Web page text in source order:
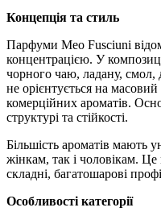
Концепція та стиль
Парфуми Meo Fusciuni
концентрацією. У
чорного чаю, ладану, смол,
не орієнтується на
комерційних ароматів.
структурі та стійкості.
Більшість ароматів мають
жінкам, так і чоловікам.
складні, багатошарові
Особливості категорії